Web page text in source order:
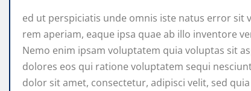
ed ut perspiciatis unde omnis iste natus error
rem aperiam, eaque ipsa quae ab illo inventore
Nemo enim ipsam voluptatem quia voluptas sit
dolores eos qui ratione voluptatem sequi
dolor sit amet, consectetur, adipisci velit, sed